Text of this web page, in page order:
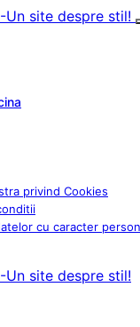
privind Cookies
cu caracter